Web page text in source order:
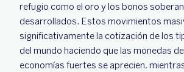
refugio como el oro y los bonos
desarrollados. Estos movimientos
significativamente la cotización de los
del mundo haciendo que las monedas
economías fuertes se aprecien,